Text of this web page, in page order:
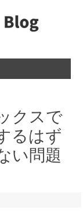
クスで
るはず
い問題